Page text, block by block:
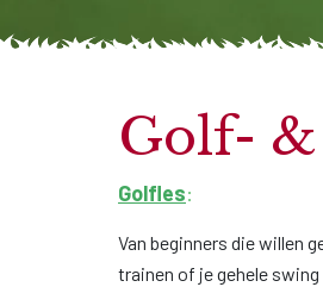
Golf- &
Golfles:
Van beginners die willen
trainen of je gehele